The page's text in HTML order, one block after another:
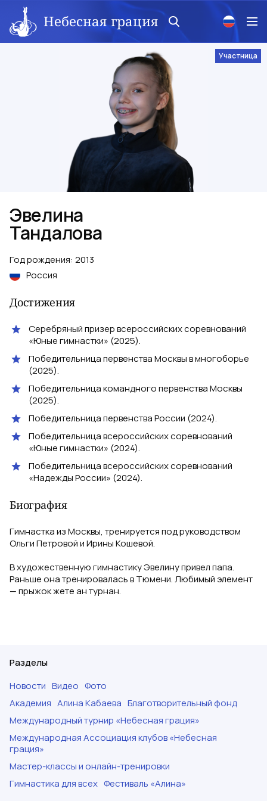
Небесная грация
Участница
Эвелина
Тандалова
Год рождения: 2013
Россия
Достижения
Серебряный призер всероссийских соревнований
«Юные гимнастки» (2025).
Победительница первенства Москвы в многоборье
(2025).
Победительница командного первенства Москвы
(2025).
Победительница первенства России (2024).
Победительница всероссийских соревнований
«Юные гимнастки» (2024).
Победительница всероссийских соревнований
«Надежды России» (2024).
Биография
Гимнастка из Москвы, тренируется под руководством
Ольги Петровой и Ирины Кошевой.
В художественную гимнастику Эвелину привел папа.
Раньше она тренировалась в Тюмени. Любимый элемент
— прыжок жете ан турнан.
Разделы
Новости Видео Фото
Академия Алина Кабаева Благотворительный фонд
Международный турнир «Небесная грация»
Международная Ассоциация клубов «Небесная
грация»
Мастер-классы и онлайн-тренировки
Гимнастика для всех Фестиваль «Алина»